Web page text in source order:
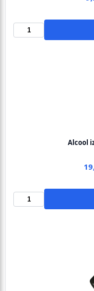
Alcool